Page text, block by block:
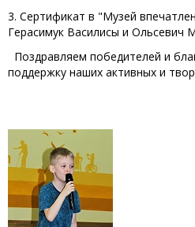
3. Сертификат в "Музей
Герасимук Василисы и Ольсевич
Поздравляем победителей и
поддержку наших активных и